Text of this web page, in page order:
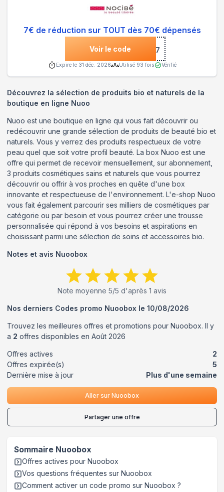
7€ de réduction sur TOUT dès 70€ dépensés
Voir le code ***697
Expire le 31 déc. 2026 Utilisé 93 fois Vérifié
Découvrez la sélection de produits bio et naturels de la
boutique en ligne Nuoo
Nuoo est une boutique en ligne qui vous fait découvrir ou
redécouvrir une grande sélection de produits de beauté bio et
naturels. Vous y verrez des produits respectueux de votre
peau quel que soit votre profil beauté. La box Nuoo est une
offre qui permet de recevoir mensuellement, sur abonnement,
3 produits cosmétiques sains et naturels que vous pourrez
découvrir ou offrir à vos proches en quête d'une box
innovante et respectueuse de l'environnement. L'e-shop Nuoo
vous fait également parcourir ses milliers de cosmétiques par
catégorie ou par besoin et vous pourrez créer une trousse
personnalisée qui répond à vos besoins et aspirations en
choisissant parmi une sélection de soins et accessoires bio.
Notes et avis Nuoobox
Note moyenne 5/5 d'après 1 avis
Nos derniers Codes promo Nuoobox le 10/08/2026
Trouvez les meilleures offres et promotions pour Nuoobox. Il y
a 2 offres disponibles en Août 2026
Offres actives
2
Offres expirée(s)
5
Dernière mise à jour
Plus d'une semaine
Aller sur Nuoobox
Partager une offre
Sommaire Nuoobox
Offres actives pour Nuoobox
Vos questions fréquentes sur Nuoobox
Comment activer un code promo sur Nuoobox ?